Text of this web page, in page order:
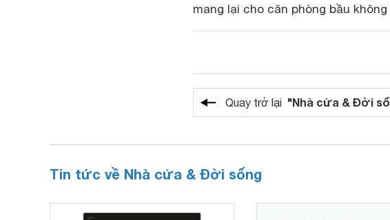
mang lại cho căn phòng bầu
Quay trở lại "Nhà cửa & Đời
Tin tức về Nhà cửa & Đời sống